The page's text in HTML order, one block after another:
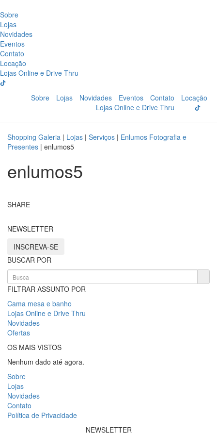
Sobre
Lojas
Novidades
Eventos
Contato
Locação
Lojas Online e Drive Thru
Sobre Lojas Novidades Eventos Contato
Locação
Lojas Online e Drive Thru
Shopping Galeria | Lojas | Serviços | Enlumos Fotografia e
Presentes | enlumos5
enlumos5
SHARE
NEWSLETTER
INSCREVA-SE
BUSCAR POR
FILTRAR ASSUNTO POR
Cama mesa e banho
Lojas Online e Drive Thru
Novidades
Ofertas
OS MAIS VISTOS
Nenhum dado até agora.
Sobre
Lojas
Novidades
Contato
Política de Privacidade
NEWSLETTER